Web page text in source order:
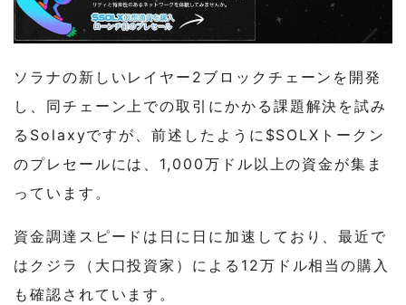
ソラナの新しいレイヤー2ブロックチェーンを開発
し、同チェーン上での取引にかかる課題解決を試み
るSolaxyですが、前述したように$SOLXトークン
のプレセールには、1,000万ドル以上の資金が集ま
っています。
資金調達スピードは日に日に加速しており、最近で
はクジラ（大口投資家）による12万ドル相当の購入
も確認されています。